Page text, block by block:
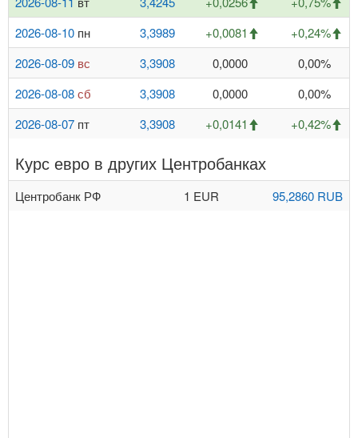
2026-08-10 пн 3,3989 +0,0081
+0,24%
2026-08-09 вс 3,3908 0,0000
0,00%
2026-08-08сб 3,3908 0,0000
0,00%
2026-08-07 пт 3,3908 +0,0141 +0,42%
Курс евро в других Центробанках
Центробанк РФ 1 EUR 95,2860 RUB